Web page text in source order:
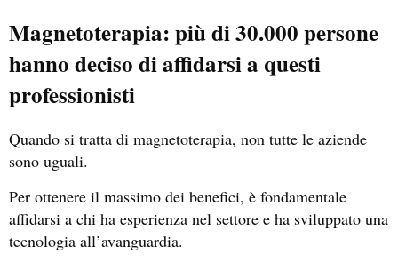
Magnetoterapia: più di 30.000 persone
hanno deciso di affidarsi a questi
professionisti
Quando si tratta di magnetoterapia, non tutte le aziende
sono uguali.
Per ottenere il massimo dei benefici, è fondamentale
affidarsi a chi ha esperienza nel settore e ha sviluppato una
tecnologia all’avanguardia.